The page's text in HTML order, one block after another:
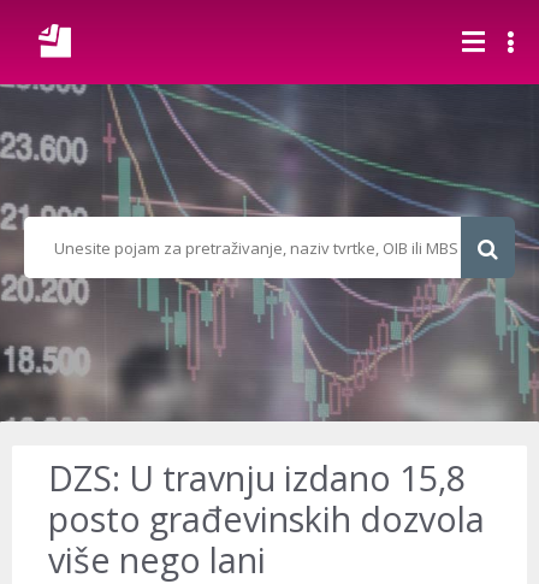
DZS: U travnju izdano 15,8
posto građevinskih dozvola
više nego lani